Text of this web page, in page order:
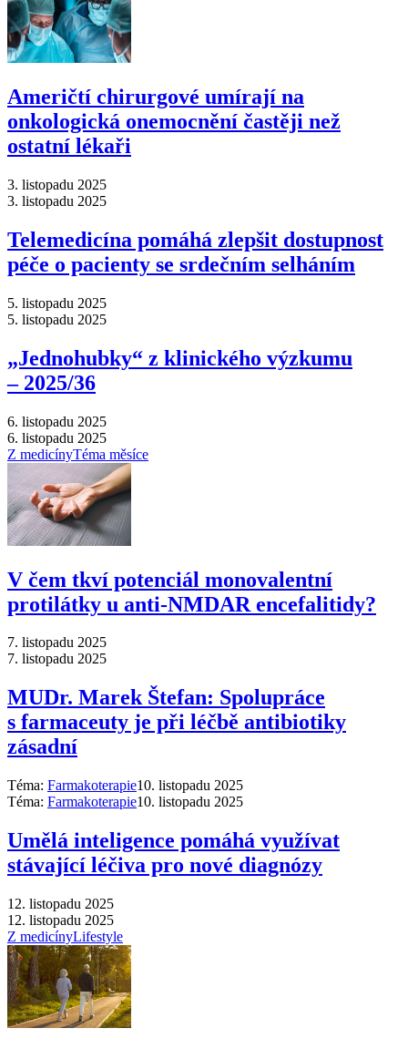
Američtí chirurgové umírají na
onkologická onemocnění častěji než
ostatní lékaři
3. listopadu 2025
3. listopadu 2025
Telemedicína pomáhá zlepšit dostupnost
péče o pacienty se srdečním selháním
5. listopadu 2025
5. listopadu 2025
„Jednohubky“ z klinického výzkumu
–⁠ 2025/36
6. listopadu 2025
6. listopadu 2025
Z medicínyTéma měsíce
V čem tkví potenciál monovalentní
protilátky u anti-NMDAR encefalitidy?
7. listopadu 2025
7. listopadu 2025
MUDr. Marek Štefan: Spolupráce
s farmaceuty je při léčbě antibiotiky
zásadní
Téma: Farmakoterapie10. listopadu 2025
Téma: Farmakoterapie10. listopadu 2025
Umělá inteligence pomáhá využívat
stávající léčiva pro nové diagnózy
12. listopadu 2025
12. listopadu 2025
Z medicínyLifestyle